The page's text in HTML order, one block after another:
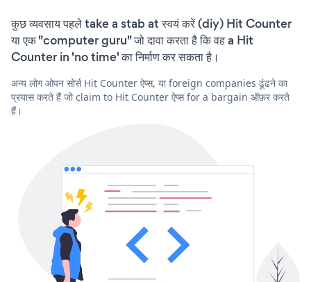
कुछ व्यवसाय पहले take a stab at स्वयं करें (diy) Hit Counter
या एक "computer guru" जो दावा करता है कि वह a Hit
Counter in 'no time' का निर्माण कर सकता है।
अन्य लोग ओपन सोर्स Hit Counter ऐप्स, या foreign companies ढूंढने का
प्रयास करते हैं जो claim to Hit Counter ऐप्स for a bargain ऑफ़र करते
हैं।